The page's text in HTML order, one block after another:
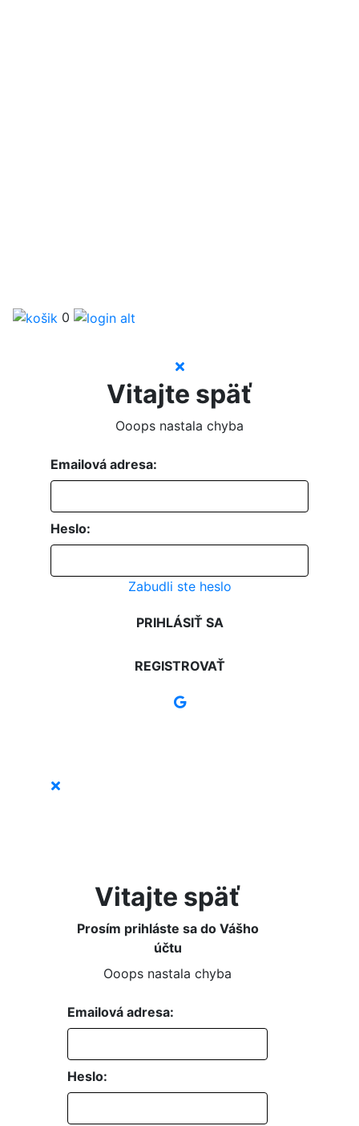
0
Vitajte späť
Ooops nastala chyba
Emailová adresa:
Heslo:
Zabudli ste heslo
PRIHLÁSIŤ SA
REGISTROVAŤ
Vitajte späť
Prosím prihláste sa do Vášho
účtu
Ooops nastala chyba
Emailová adresa:
Heslo: